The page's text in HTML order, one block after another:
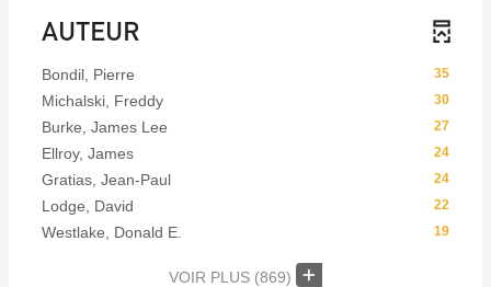
AUTEUR
35
Bondil, Pierre
30
Michalski, Freddy
27
Burke, James Lee
24
Ellroy, James
24
Gratias, Jean-Paul
22
Lodge, David
19
Westlake, Donald E.
VOIR PLUS (869)